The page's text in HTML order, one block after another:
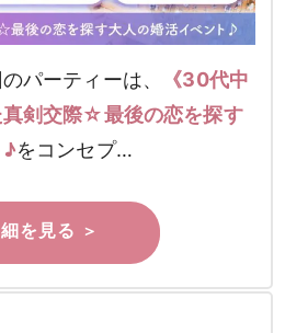
パーティーは、
《30代中
剣交際☆最後の恋を探す
♪をコンセプ…
女性